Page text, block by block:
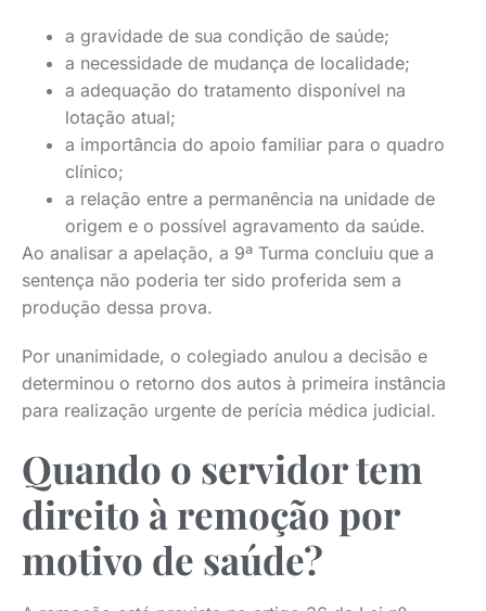
a gravidade de sua condição de saúde;
a necessidade de mudança de localidade;
a adequação do tratamento disponível na
lotação atual;
a importância do apoio familiar para o quadro
clínico;
a relação entre a permanência na unidade de
origem e o possível agravamento da saúde.
Ao analisar a apelação, a 9ª Turma concluiu que a
sentença não poderia ter sido proferida sem a
produção dessa prova.
Por unanimidade, o colegiado anulou a decisão e
determinou o retorno dos autos à primeira instância
para realização urgente de perícia médica judicial.
Quando o servidor tem
direito à remoção por
motivo de saúde?